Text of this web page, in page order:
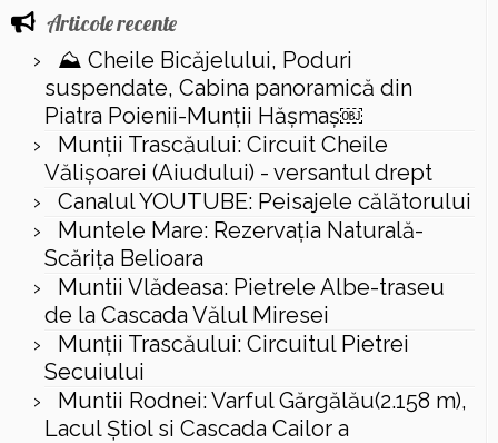
Articole recente
⛰️ Cheile Bicăjelului, Poduri
suspendate, Cabina panoramică din
Piatra Poienii-Munții Hășmaș￼
Munții Trascăului: Circuit Cheile
Vălișoarei (Aiudului) - versantul drept
Canalul YOUTUBE: Peisajele călătorului
Muntele Mare: Rezervaţia Naturală-
Scăriţa Belioara
Muntii Vlădeasa: Pietrele Albe-traseu
de la Cascada Vălul Miresei
Munții Trascăului: Circuitul Pietrei
Secuiului
Muntii Rodnei: Varful Gărgălău(2.158 m),
Lacul Ştiol si Cascada Cailor a